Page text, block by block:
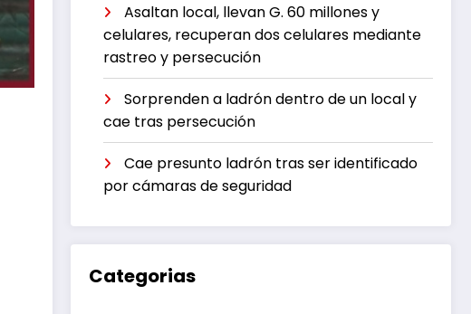
Asaltan local, llevan G. 60 millones y
celulares, recuperan dos celulares mediante
rastreo y persecución
Sorprenden a ladrón dentro de un local y
cae tras persecución
Cae presunto ladrón tras ser identificado
por cámaras de seguridad
Categorias